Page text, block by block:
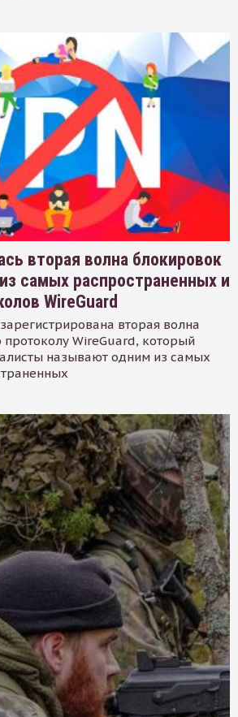
вторая волна блокировок
самых распространенных и
WireGuard
вторая волна
протоколу WireGuard, который
называют одним из самых